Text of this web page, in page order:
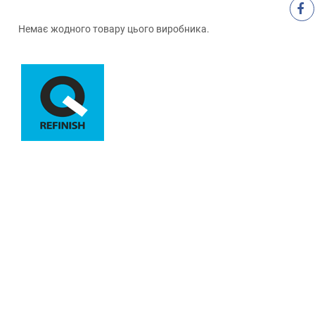
Немає жодного товару цього виробника.